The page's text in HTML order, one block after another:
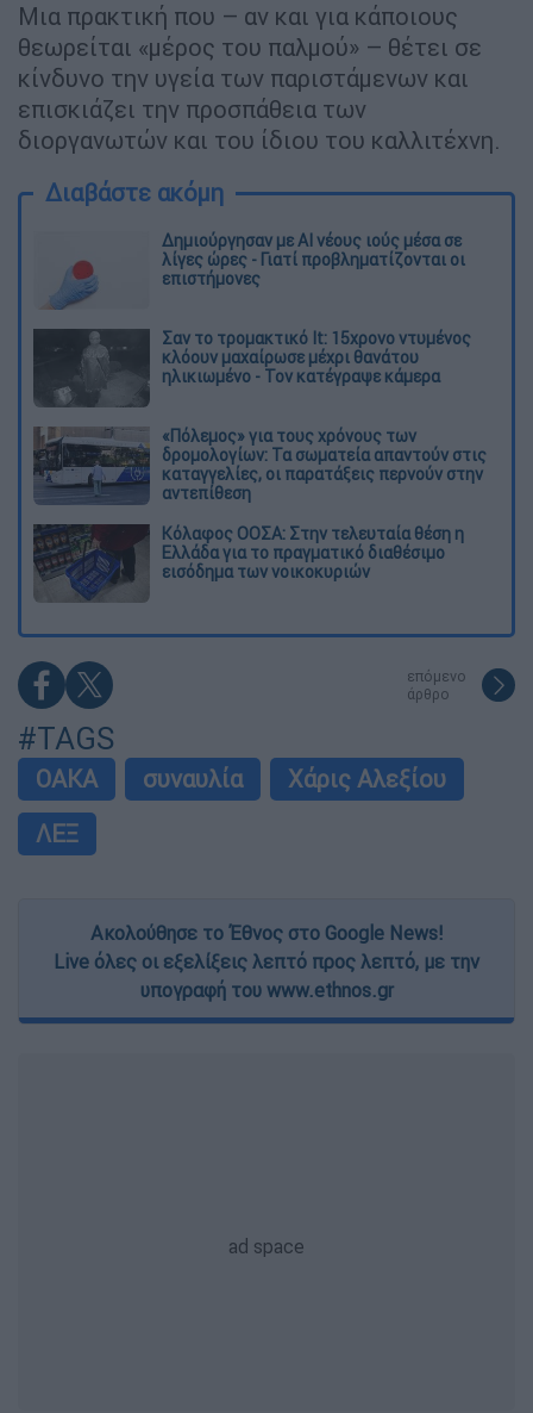
Μια πρακτική που – αν και για κάποιους
θεωρείται «μέρος του παλμού» – θέτει σε
κίνδυνο την υγεία των παριστάμενων και
επισκιάζει την προσπάθεια των
διοργανωτών και του ίδιου του καλλιτέχνη.
Διαβάστε ακόμη
Δημιούργησαν με AI νέους ιούς μέσα σε
λίγες ώρες - Γιατί προβληματίζονται οι
επιστήμονες
Σαν το τρομακτικό It: 15χρονο ντυμένος
κλόουν μαχαίρωσε μέχρι θανάτου
ηλικιωμένο - Τον κατέγραψε κάμερα
«Πόλεμος» για τους χρόνους των
δρομολογίων: Τα σωματεία απαντούν στις
καταγγελίες, οι παρατάξεις περνούν στην
αντεπίθεση
Κόλαφος ΟΟΣΑ: Στην τελευταία θέση η
Ελλάδα για το πραγματικό διαθέσιμο
εισόδημα των νοικοκυριών
επόμενο
άρθρο
#TAGS
ΟΑΚΑ συναυλία
Χάρις Αλεξίου
ΛΕΞ
Ακολούθησε το Έθνος στο Google News!
Live όλες οι εξελίξεις λεπτό προς λεπτό, με την
υπογραφή του www.ethnos.gr